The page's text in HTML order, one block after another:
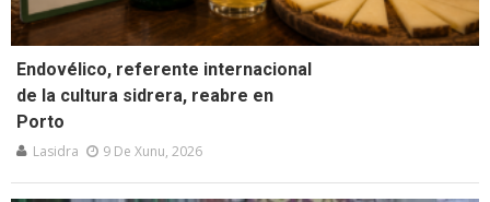
Endovélico, referente internacional
de la cultura sidrera, reabre en
Porto
Lasidra 9 De Xunu, 2026